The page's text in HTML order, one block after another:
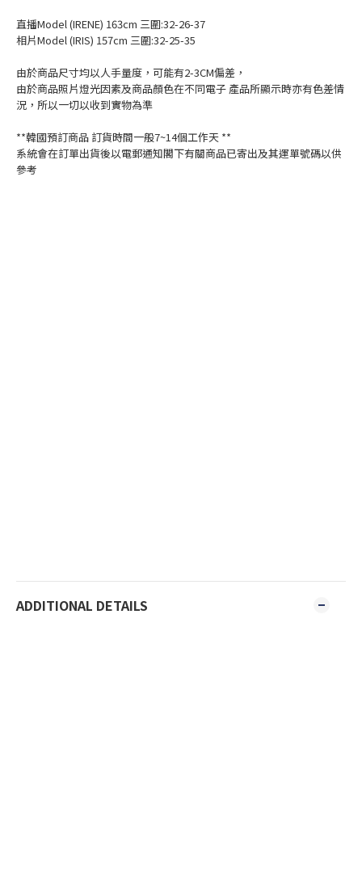
直播Model (IRENE) 163cm 三圍:32-26-37
相片Model (IRIS) 157cm 三圍:32-25-35
由於商品尺寸均以人手量度，可能有2-3CM偏差，
由於商品照片燈光因素及商品顏色在不同電子 產品所顯示時亦有色差情
況，所以一切以收到實物為準
**韓國預訂商品 訂貨時間一般7~14個工作天 **
系統會在訂單出貨後以電郵通知閣下有關商品已寄出及其運單號碼以供
參考
ADDITIONAL DETAILS